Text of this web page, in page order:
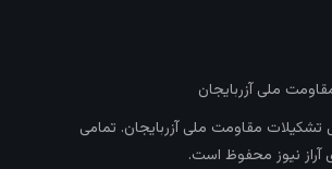
ملی آزربایجان
مقاومت ملی آزربایجان. تمامی
آراز نیوز محفوظ است.